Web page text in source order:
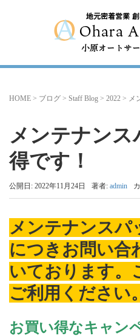
HOME > ブログ > Staff Blog > 2022 > メ
メンテナン
得です！
公開日: 2022年11月24日 著者: admin
メンテナンスパ
につきお問い合
いております。
ご利用ください。
お買い得なキャン